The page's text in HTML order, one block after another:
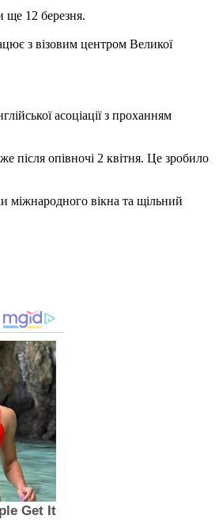
ще 12 березня.
з візовим центром Великої
асоціації з проханням
після опівночі 2 квітня. Це зробило
міжнародного вікна та щільний